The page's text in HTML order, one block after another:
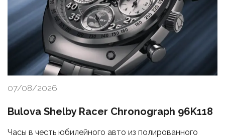
07/08/2026
Bulova Shelby Racer Chronograph 96K118
Часы в честь юбилейного авто из полированного